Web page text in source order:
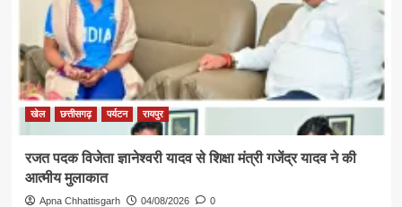
के
युवा
लेंगे
प्रेरणा,
खेलों
के
लिए
अच्छा
वातावरण
–
खेल छत्तीसगढ़ पर्यटन रायपुर
रजत पदक विजेता ज्ञानेश्वरी यादव से शिक्षा मंत्री गजेंद्र यादव ने की
आत्मीय मुलाकात
Apna Chhattisgarh 04/08/2026 0